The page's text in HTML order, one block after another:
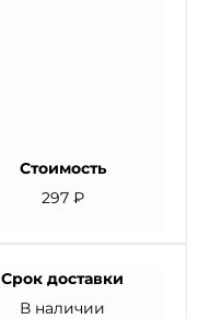
Стоимость
297 ₽
Срок доставки
В наличии